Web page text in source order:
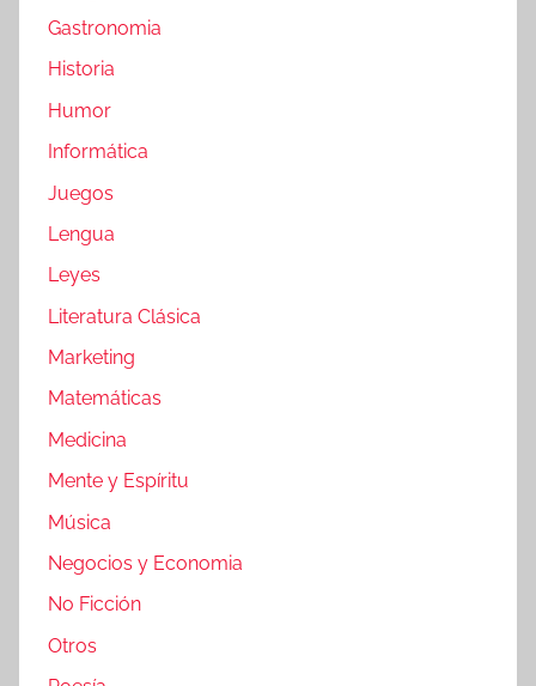
Gastronomia
Historia
Humor
Informática
Juegos
Lengua
Leyes
Literatura Clásica
Marketing
Matemáticas
Medicina
Mente y Espíritu
Música
Negocios y Economia
No Ficción
Otros